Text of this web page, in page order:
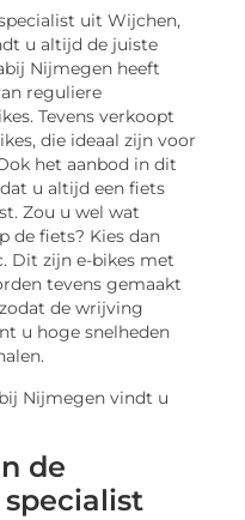
uit Wijchen,
u altijd de juiste
Nijmegen heeft
reguliere
Tevens verkoopt
die ideaal zijn voor
het aanbod in dit
u altijd een fiets
Zou u wel wat
de fiets? Kies dan
Dit zijn e-bikes met
tevens gemaakt
de wrijving
u hoge snelheden
de